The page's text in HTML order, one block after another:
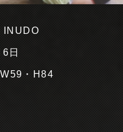
INUDO
日
・H84